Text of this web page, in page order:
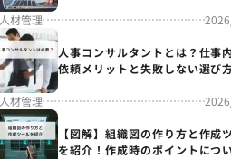
人材管理
人事コンサルタントとは？仕事
依頼メリットと失敗しない選び
人材管理
【図解】組織図の作り方と作成
を紹介！作成時のポイントにつ